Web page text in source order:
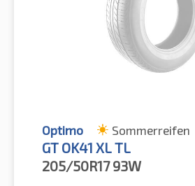
Optimo Sommerreifen
GT OK41 XL TL
205/50R17 93W